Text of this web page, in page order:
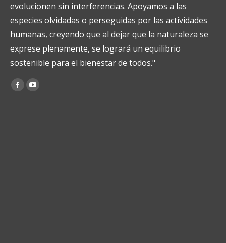
evolucionen sin interferencias. Apoyamos a las
especies olvidadas o perseguidas por las actividades
humanas, creyendo que al dejar que la naturaleza se
exprese plenamente, se logrará un equilibrio
sostenible para el bienestar de todos."
Encuéntranos en:
FacebookYouTube